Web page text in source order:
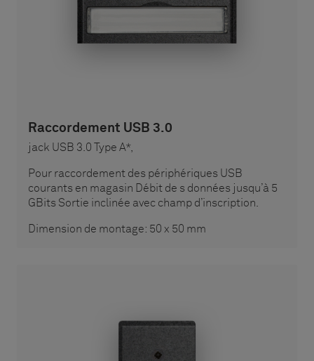
Raccordement USB 3.0
jack USB 3.0 Type A*,
Pour raccordement des périphériques USB
courants en magasin Débit de s données jusqu’à 5
GBits Sortie inclinée avec champ d’inscription.
Dimension de montage: 50 x 50 mm